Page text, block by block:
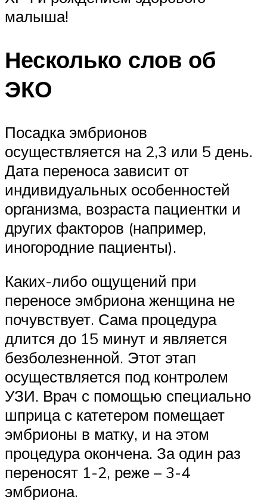
малыша!
Несколько слов об
ЭКО
Посадка эмбрионов
осуществляется на 2,3 или 5 день.
Дата переноса зависит от
индивидуальных особенностей
организма, возраста пациентки и
других факторов (например,
иногородние пациенты).
Каких-либо ощущений при
переносе эмбриона женщина не
почувствует. Сама процедура
длится до 15 минут и является
безболезненной. Этот этап
осуществляется под контролем
УЗИ. Врач с помощью специально
шприца с катетером помещает
эмбрионы в матку, и на этом
процедура окончена. За один раз
переносят 1-2, реже – 3-4
эмбриона.